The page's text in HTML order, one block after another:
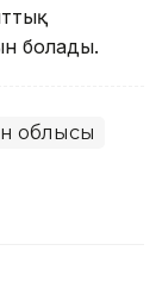
болады.
облысы